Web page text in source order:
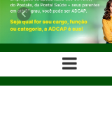
Previous